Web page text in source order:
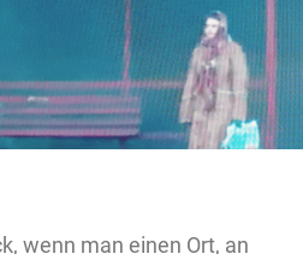
wenn man einen Ort, an